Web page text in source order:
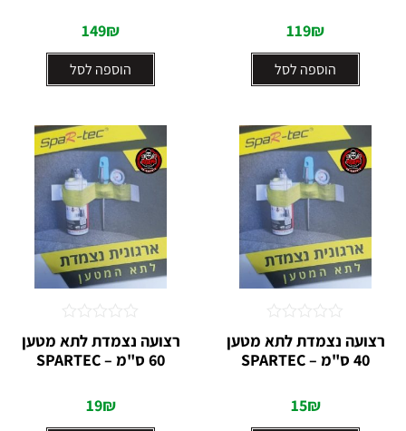
119₪
הוספה לסל
149₪
הוספה לסל
רצועה נצמדת לתא מטען
40 ס"מ – SPARTEC
15₪
0
מתוך
רצועה נצמדת לתא מטען
60 ס"מ – SPARTEC
19₪
0
מתוך